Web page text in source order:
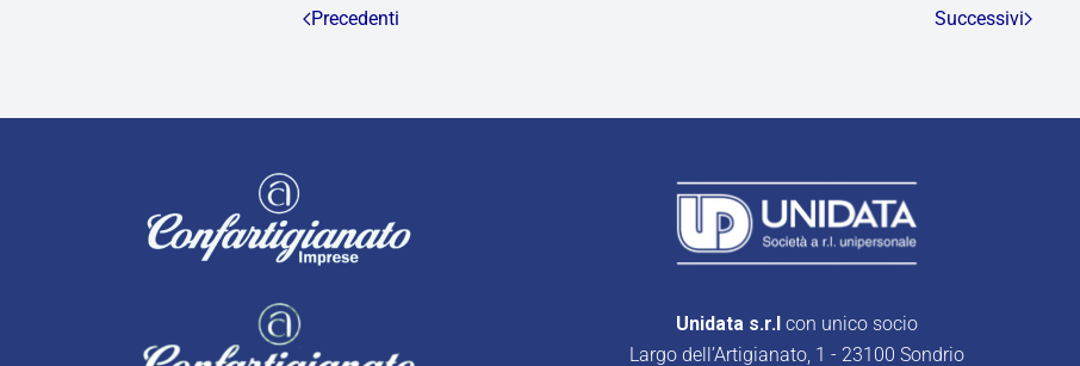
Precedenti Successivi
Unidata s.r.l con unico socio
Largo dell’Artigianato, 1 - 23100 Sondrio